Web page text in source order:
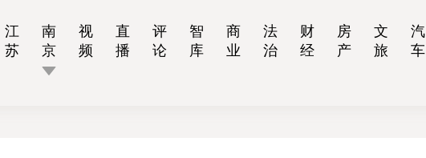
江
苏
南
京
视
频
直
播
评
论
智
库
商
业
法
治
财
经
房
产
文
旅
汽
车